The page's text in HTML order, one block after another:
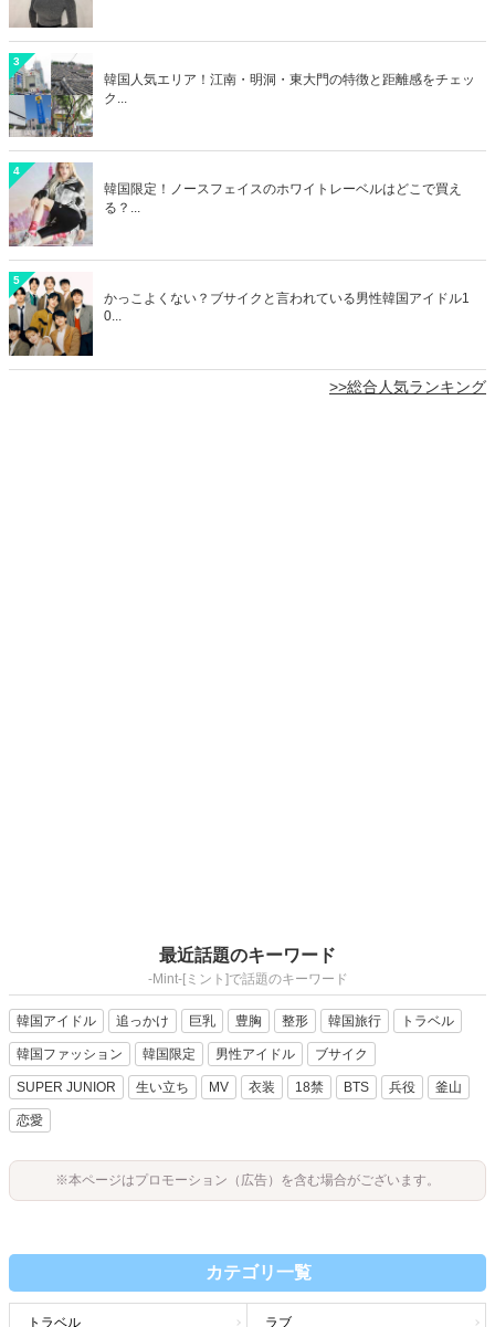
3
韓国人気エリア！江南・明洞・東大門の特徴と距離感をチェッ
ク...
4
韓国限定！ノースフェイスのホワイトレーベルはどこで買え
る？...
5
かっこよくない？ブサイクと言われている男性韓国アイドル1
0...
>>総合人気ランキング
最近話題のキーワード
-Mint-[ミント]で話題のキーワード
韓国アイドル 追っかけ 巨乳 豊胸 整形 韓国旅行 トラベル
韓国ファッション 韓国限定 男性アイドル ブサイク
SUPER JUNIOR 生い立ち MV 衣装 18禁 BTS 兵役 釜山
恋愛
※本ページはプロモーション（広告）を含む場合がございます。
カテゴリ一覧
トラベル ラブ